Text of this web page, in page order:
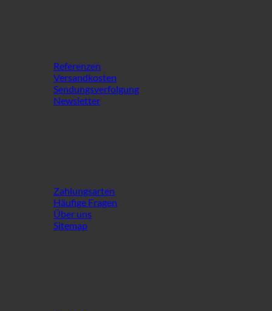
Referenzen
Versandkosten
Sendungsverfolgung
Newsletter
Zahlungsarten
Häufige Fragen
Über uns
Sitemap